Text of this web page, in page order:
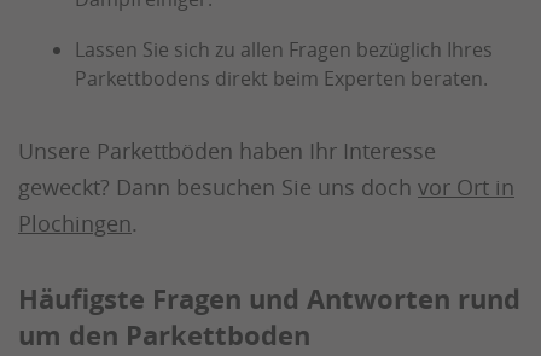
Lassen Sie sich zu allen Fragen bezüglich Ihres
Parkettbodens direkt beim Experten beraten.
Unsere Parkettböden haben Ihr Interesse
geweckt? Dann besuchen Sie uns doch vor Ort in
Plochingen.
Häufigste Fragen und Antworten rund
um den Parkettboden